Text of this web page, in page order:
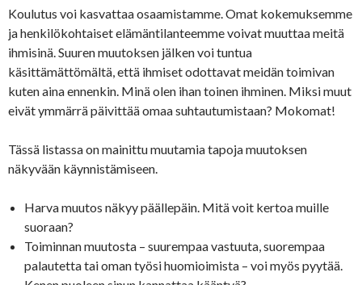
Koulutus voi kasvattaa osaamistamme. Omat kokemuksemme
ja henkilökohtaiset elämäntilanteemme voivat muuttaa meitä
ihmisinä. Suuren muutoksen jälken voi tuntua
käsittämättömältä, että ihmiset odottavat meidän toimivan
kuten aina ennenkin. Minä olen ihan toinen ihminen. Miksi muut
eivät ymmärrä päivittää omaa suhtautumistaan? Mokomat!
Tässä listassa on mainittu muutamia tapoja muutoksen
näkyvään käynnistämiseen.
Harva muutos näkyy päällepäin. Mitä voit kertoa muille
suoraan?
Toiminnan muutosta – suurempaa vastuuta, suorempaa
palautetta tai oman työsi huomioimista – voi myös pyytää.